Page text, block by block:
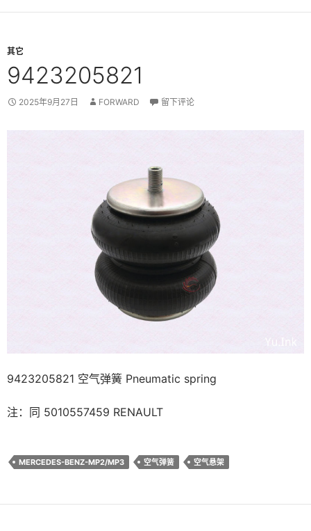
其它
9423205821
2025年9月27日 FORWARD 留下评论
9423205821 空气弹簧 Pneumatic spring
注：同 5010557459 RENAULT
MERCEDES-BENZ-MP2/MP3 空气弹簧 空气悬架